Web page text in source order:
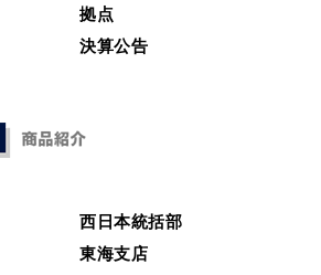
拠点
決算公告
西日本統括部
東海支店